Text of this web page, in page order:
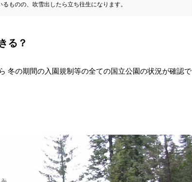
ものの、吹雪出したら立ち往生になります。
る？
冬の期間の入園規制等の全ての国立公園の状況が確認で